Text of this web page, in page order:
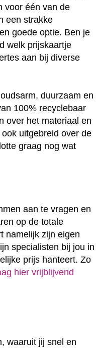
voor één van de
een strakke
goede optie. Ben je
welk prijskaartje
aan bij diverse
duurzaam en
100% recyclebaar
over het materiaal en
uitgebreid over de
graag nog wat
aan te vragen en
op de totale
namelijk zijn eigen
specialisten bij jou in
prijs hanteert. Zo
hier vrijblijvend
waaruit jij snel en